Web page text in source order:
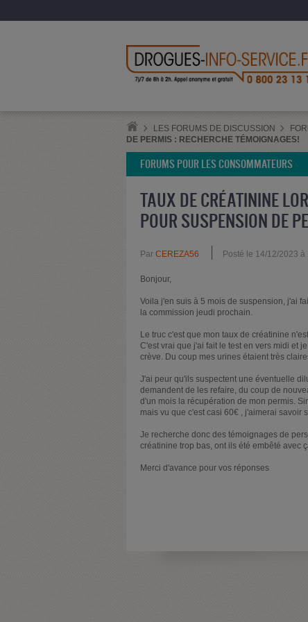
LES FORUMS DE DISCUSSION
DE PERMIS : RECHERCHE TÉMOIGNAGES!
FORUMS POUR LES CONSOMMATEURS
TAUX DE CRÉATININE
POUR SUSPENSION DE
Par CEREZA56 Posté le 14/12/2023 à
Bonjour,
Voila j'en suis à 5 mois de suspension, j'ai
la commission jeudi prochain.
Le truc c'est que mon taux de créatinine
C'est vrai que j'ai fait le test en vers midi et
crève. Du coup mes urines étaient très
J'ai peur qu'ils suspectent une éventuelle
demandent de les refaire, du coup de
d'un mois la récupération de mon permis.
mais vu que c'est casi 60€ , j'aimerai savoir
Je recherche donc des témoignages de
créatinine trop bas, ont ils été embêté avec
Merci d'avance pour vos réponses